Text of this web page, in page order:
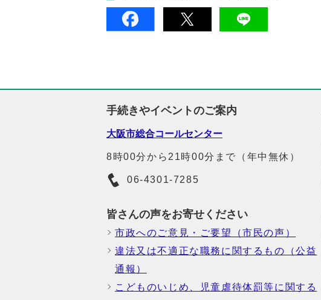
手続きやイベントのご案内
大阪市総合コールセンター
8時00分から21時00分まで（年中無休）
06-4301-7285
皆さんの声をお寄せください
市政へのご意見・ご要望（市民の声）
違法又は不適正な職務に関するもの（公益
通報）
こどものいじめ、児童虐待体罰等に関する